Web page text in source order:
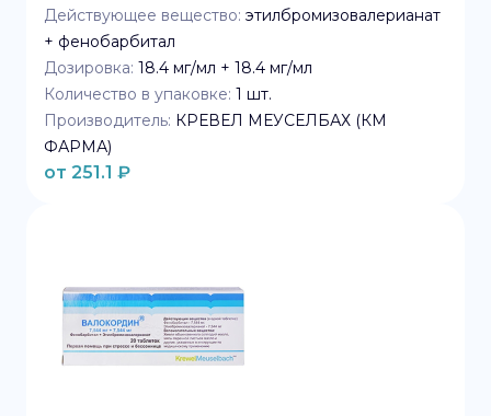
Действующее вещество: этилбромизовалерианат
+ фенобарбитал
Дозировка: 18.4 мг/мл + 18.4 мг/мл
Количество в упаковке: 1 шт.
Производитель: КРЕВЕЛ МЕУСЕЛБАХ (КМ
ФАРМА)
от 251.1 ₽